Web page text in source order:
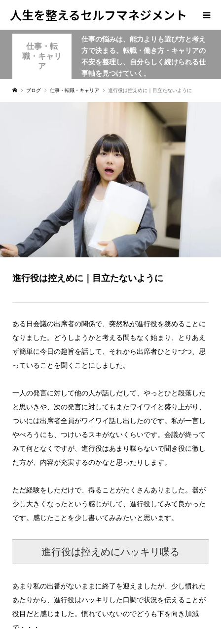
人生を整えるセルフマネジメント
仕事・転
職・キャリ
ア
仕事の悩みは、能力よりも選び方と考え
方で決まる。転職・働き方・キャリアの
不安を整理し、自分らしく続けられる仕
事軸を見つけていく。
ブログ 仕事・転職・キャリア 進行役は控えめに｜目立たないように
進行役は控えめに｜目立たないように
ある日会議の出席者の関係で、突然私が進行役を務めることに
なりました。どうしようかと考える間もなく始まり、とりあえ
ず簡単に今日の趣旨を話して、それから出席者ひとりづつ、思
っていることを聞くことにしました。
一人の発言に対して他の人が話しだして、やっとひと段落した
と思いきや、次の発言に対してもまたワイワイと盛り上がり、
ついには出席者全員がワイワイ話し出したのです。私が一言し
やべろうにも、つけいるスキがないくらいです。会議が終って
みて何となくですが、進行役はあまり喋らないで聞き役に徹し
た方が、内容が充実するのかなと思ったりします。
ただ経験をしただけで、得ることがたくさんありました。器が
少し大きくなったという感じがして、進行役してみて良かった
です。感じたことを少し書いてみみたいと思います。
進行役は控えめにハッキリ喋る
あまり私の出番がないままに終了を迎えましたが、少し慣れた
あたりから、進行役はハッキリした口調で状況を伝えることが
役目だと感じました。慣れていないのでどうも下を向き加減